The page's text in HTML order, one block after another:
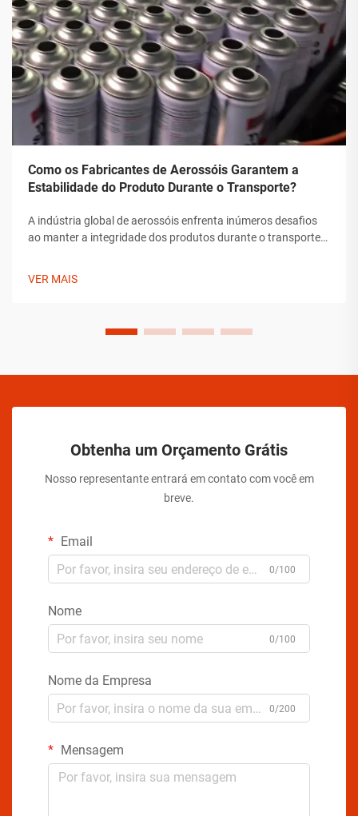
Como os Fabricantes de Aerossóis Garantem a
Estabilidade do Produto Durante o Transporte?
A indústria global de aerossóis enfrenta inúmeros desafios
ao manter a integridade dos produtos durante o transporte.
VER MAIS
Obtenha um Orçamento Grátis
Nosso representante entrará em contato com você em
breve.
Email
0/100
Nome
0/100
Nome da Empresa
0/200
Mensagem